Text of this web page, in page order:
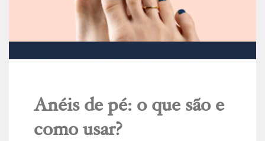
Anéis de pé: o que são e
como usar?